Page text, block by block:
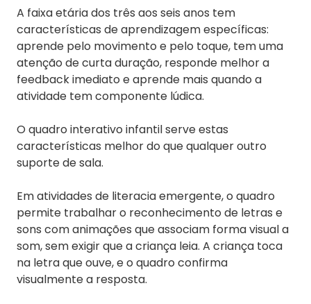
A faixa etária dos três aos seis anos tem
características de aprendizagem específicas:
aprende pelo movimento e pelo toque, tem uma
atenção de curta duração, responde melhor a
feedback imediato e aprende mais quando a
atividade tem componente lúdica.
O quadro interativo infantil serve estas
características melhor do que qualquer outro
suporte de sala.
Em atividades de literacia emergente, o quadro
permite trabalhar o reconhecimento de letras e
sons com animações que associam forma visual a
som, sem exigir que a criança leia. A criança toca
na letra que ouve, e o quadro confirma
visualmente a resposta.